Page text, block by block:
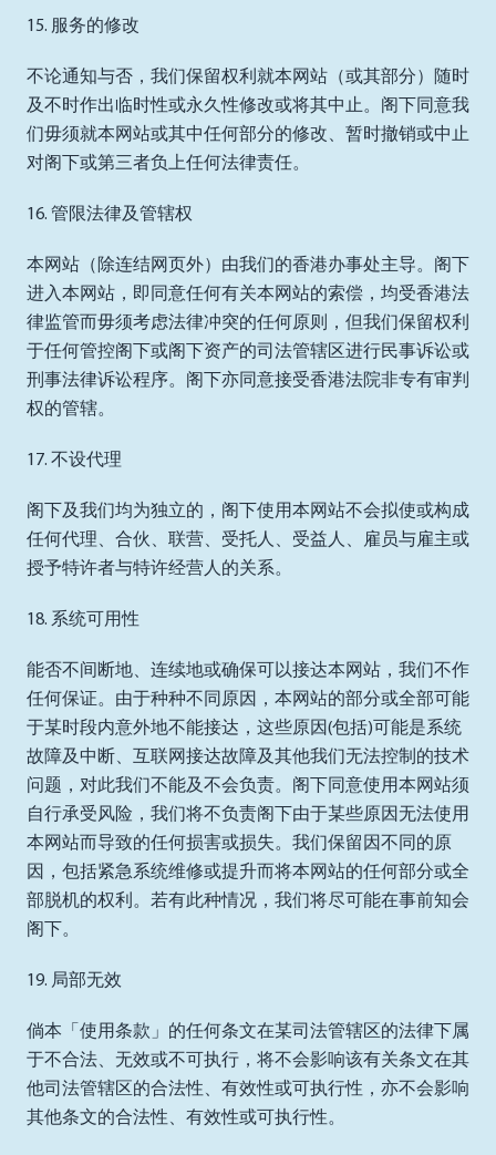
15. 服务的修改
不论通知与否，我们保留权利就本网站（或其部分）随时
及不时作出临时性或永久性修改或将其中止。阁下同意我
们毋须就本网站或其中任何部分的修改、暂时撤销或中止
对阁下或第三者负上任何法律责任。
16. 管限法律及管辖权
本网站（除连结网页外）由我们的香港办事处主导。阁下
进入本网站，即同意任何有关本网站的索偿，均受香港法
律监管而毋须考虑法律冲突的任何原则，但我们保留权利
于任何管控阁下或阁下资产的司法管辖区进行民事诉讼或
刑事法律诉讼程序。阁下亦同意接受香港法院非专有审判
权的管辖。
17. 不设代理
阁下及我们均为独立的，阁下使用本网站不会拟使或构成
任何代理、合伙、联营、受托人、受益人、雇员与雇主或
授予特许者与特许经营人的关系。
18. 系统可用性
能否不间断地、连续地或确保可以接达本网站，我们不作
任何保证。由于种种不同原因，本网站的部分或全部可能
于某时段内意外地不能接达，这些原因(包括)可能是系统
故障及中断、互联网接达故障及其他我们无法控制的技术
问题，对此我们不能及不会负责。阁下同意使用本网站须
自行承受风险，我们将不负责阁下由于某些原因无法使用
本网站而导致的任何损害或损失。我们保留因不同的原
因，包括紧急系统维修或提升而将本网站的任何部分或全
部脱机的权利。若有此种情况，我们将尽可能在事前知会
阁下。
19. 局部无效
倘本「使用条款」的任何条文在某司法管辖区的法律下属
于不合法、无效或不可执行，将不会影响该有关条文在其
他司法管辖区的合法性、有效性或可执行性，亦不会影响
其他条文的合法性、有效性或可执行性。